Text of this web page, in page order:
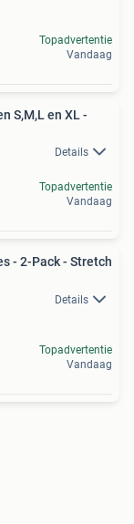
Topadvertentie
Vandaag
S,M,L en XL -
Details
Topadvertentie
Vandaag
- 2-Pack - Stretch
Details
Topadvertentie
Vandaag